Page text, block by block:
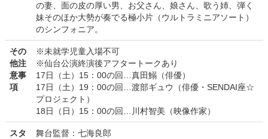
の妻、面の皮の厚い男、お父さん、娘さん、歌う姉、弾く
妹そのほか大勢が奏でる極小片（ウルトラミニアソート）
のシンフォニア。
その
他注
意事
項
※未就学児童入場不可
※仙台公演終演後アフタートークあり
17日（土）15：00の回…真田鰯（俳優）
17日（土）19：00の回…渡部ギュウ（俳優・SENDAI座☆
プロジェクト）
18日（日）15：00の回…川村智美（映像作家）
スタ
舞台監督：七海良郎